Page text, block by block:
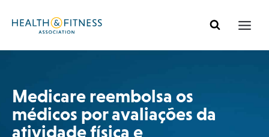
para
Medicare reembolsa os
médicos por avaliações da
atividade física e